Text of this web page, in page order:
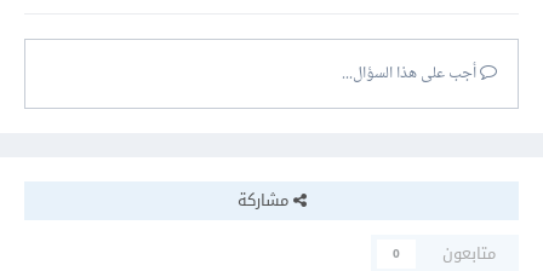
أجب على هذا السؤال...
مشاركة
متابعون
0